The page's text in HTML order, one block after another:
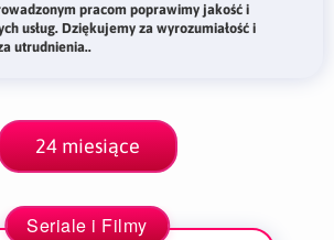
pracom poprawimy jakość i
usług. Dziękujemy za wyrozumiałość i
utrudnienia..
24 miesiące
Seriale i Filmy